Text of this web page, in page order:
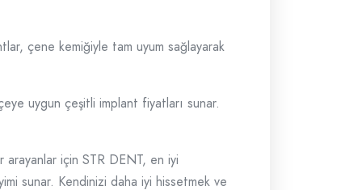
çene kemiğiyle tam uyum sağlayarak
uygun çeşitli implant fiyatları sunar.
arayanlar için STR DENT, en iyi
sunar. Kendinizi daha iyi hissetmek ve